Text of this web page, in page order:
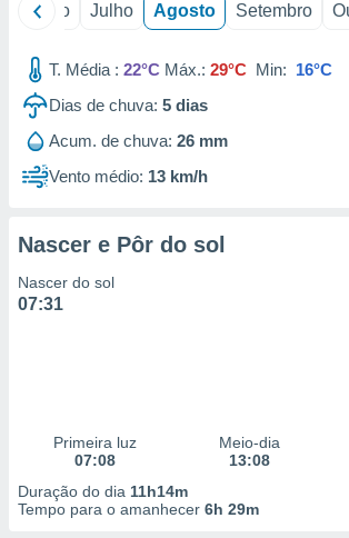
através
estudos
de
Junho Julho Agosto Setembro
T. Média : 22°C Máx.: 29°C Min: 16°C
Dias de chuva: 5 dias
Acum. de chuva: 26 mm
Vento médio: 13 km/h
Nascer e Pôr do sol
Nascer do sol
07:31
Primeira luz
07:08
Meio-dia
13:08
Duração do dia 11h14m
Tempo para o amanhecer 6h 29m